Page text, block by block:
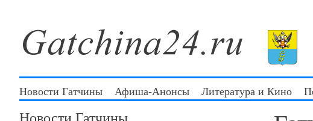
Новости Гатчины Афиша-Анонсы Литература и Кино